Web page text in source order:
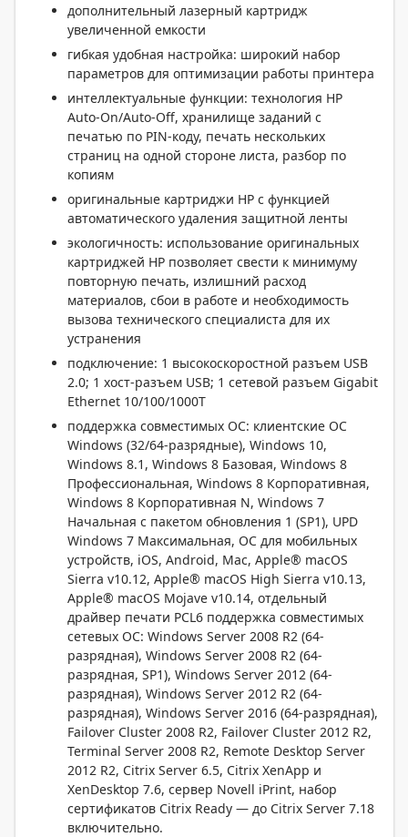
дополнительный лазерный картридж
увеличенной емкости
гибкая удобная настройка: широкий набор
параметров для оптимизации работы принтера
интеллектуальные функции: технология HP
Auto-On/Auto-Off, хранилище заданий с
печатью по PIN-коду, печать нескольких
страниц на одной стороне листа, разбор по
копиям
оригинальные картриджи HP с функцией
автоматического удаления защитной ленты
экологичность: использование оригинальных
картриджей HP позволяет свести к минимуму
повторную печать, излишний расход
материалов, сбои в работе и необходимость
вызова технического специалиста для их
устранения
подключение: 1 высокоскоростной разъем USB
2.0; 1 хост-разъем USB; 1 сетевой разъем Gigabit
Ethernet 10/100/1000Т
поддержка совместимых ОС: клиентские ОС
Windows (32/64-разрядные), Windows 10,
Windows 8.1, Windows 8 Базовая, Windows 8
Профессиональная, Windows 8 Корпоративная,
Windows 8 Корпоративная N, Windows 7
Начальная с пакетом обновления 1 (SP1), UPD
Windows 7 Максимальная, ОС для мобильных
устройств, iOS, Android, Mac, Apple® macOS
Sierra v10.12, Apple® macOS High Sierra v10.13,
Apple® macOS Mojave v10.14, отдельный
драйвер печати PCL6 поддержка совместимых
сетевых ОС: Windows Server 2008 R2 (64-
разрядная), Windows Server 2008 R2 (64-
разрядная, SP1), Windows Server 2012 (64-
разрядная), Windows Server 2012 R2 (64-
разрядная), Windows Server 2016 (64-разрядная),
Failover Cluster 2008 R2, Failover Cluster 2012 R2,
Terminal Server 2008 R2, Remote Desktop Server
2012 R2, Citrix Server 6.5, Citrix XenApp и
XenDesktop 7.6, сервер Novell iPrint, набор
сертификатов Citrix Ready — до Citrix Server 7.18
включительно.